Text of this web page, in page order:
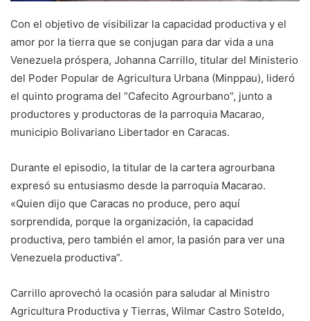
Con el objetivo de visibilizar la capacidad productiva y el
amor por la tierra que se conjugan para dar vida a una
Venezuela próspera, Johanna Carrillo, titular del Ministerio
del Poder Popular de Agricultura Urbana (Minppau), lideró
el quinto programa del “Cafecito Agrourbano”, junto a
productores y productoras de la parroquia Macarao,
municipio Bolivariano Libertador en Caracas.
Durante el episodio, la titular de la cartera agrourbana
expresó su entusiasmo desde la parroquia Macarao.
«Quien dijo que Caracas no produce, pero aquí
sorprendida, porque la organización, la capacidad
productiva, pero también el amor, la pasión para ver una
Venezuela productiva”.
Carrillo aprovechó la ocasión para saludar al Ministro
Agricultura Productiva y Tierras, Wilmar Castro Soteldo,